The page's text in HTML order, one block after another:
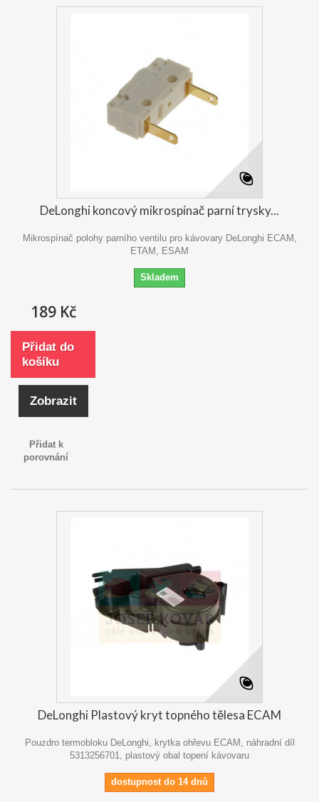
DeLonghi koncový mikrospínač parní trysky...
Mikrospínač polohy parního ventilu pro kávovary DeLonghi ECAM,
ETAM, ESAM
Skladem
189 Kč
Přidat do
košíku
Zobrazit
Přidat k
porovnání
DeLonghi Plastový kryt topného tělesa ECAM
Pouzdro termobloku DeLonghi, krytka ohřevu ECAM, náhradní díl
5313256701, plastový obal topení kávovaru
dostupnost do 14 dnů